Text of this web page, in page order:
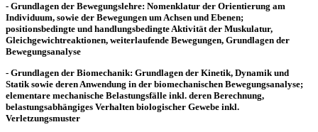
- Grundlagen der Bewegungslehre: Nomenklatur der Orientierung am
Individuum, sowie der Bewegungen um Achsen und Ebenen;
positionsbedingte und handlungsbedingte Aktivität der Muskulatur,
Gleichgewichtreaktionen, weiterlaufende Bewegungen, Grundlagen der
Bewegungsanalyse
- Grundlagen der Biomechanik: Grundlagen der Kinetik, Dynamik und
Statik sowie deren Anwendung in der biomechanischen Bewegungsanalyse;
elementare mechanische Belastungsfälle inkl. deren Berechnung,
belastungsabhängiges Verhalten biologischer Gewebe inkl.
Verletzungsmuster